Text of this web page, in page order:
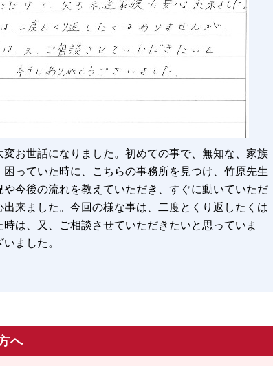
お世話になりました。初めての事で、無知な、家族
っていた時に、こちらの事務所を見つけ、竹原先生
今後の流れを教えていただき、すぐに動いていただ
来ました。今回の様な事は、二度とくり返したくは
は、又、ご相談させていただきたいと思っていま
ました。
へ